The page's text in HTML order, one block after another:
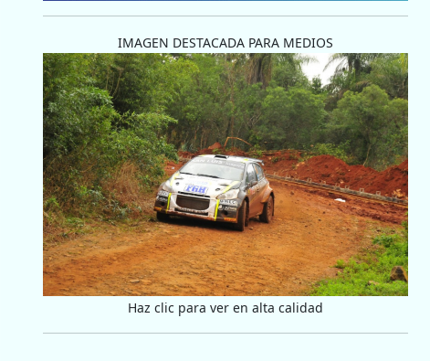
IMAGEN DESTACADA PARA MEDIOS
Haz clic para ver en alta calidad